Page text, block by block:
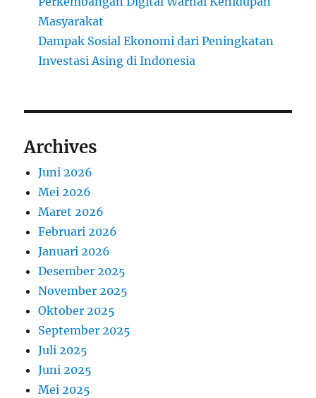
Masyarakat
Dampak Sosial Ekonomi dari Peningkatan
Investasi Asing di Indonesia
Archives
Juni 2026
Mei 2026
Maret 2026
Februari 2026
Januari 2026
Desember 2025
November 2025
Oktober 2025
September 2025
Juli 2025
Juni 2025
Mei 2025